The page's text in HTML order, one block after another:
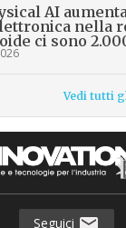
AI
nella
ci sono
Vedi tutti
Seguici